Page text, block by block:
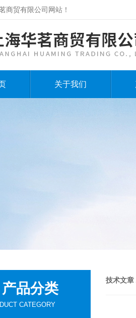
商贸有限公司网站！
关于我们
产品分类
CATEGORY
技术文章